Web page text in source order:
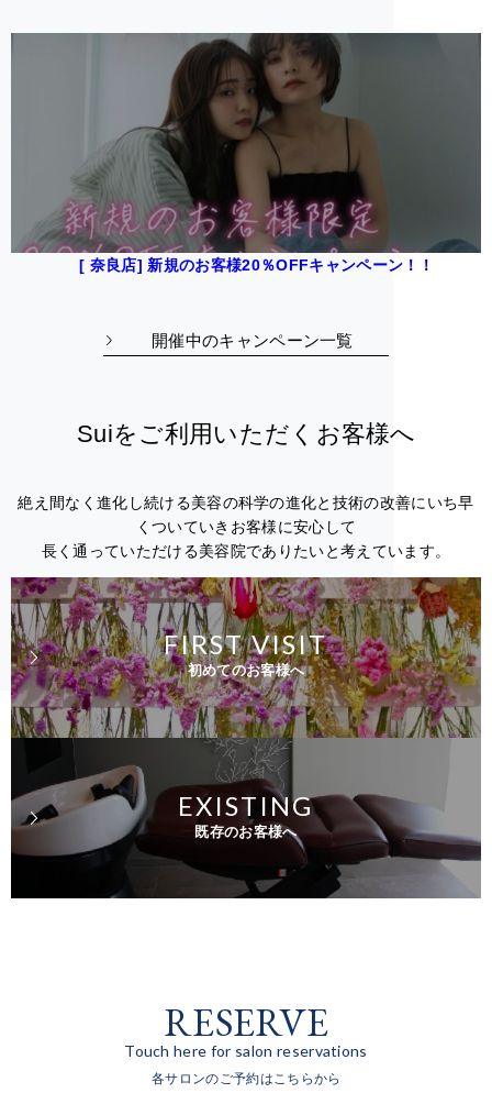
[ 奈良店] 新規のお客様20％OFFキャンペーン！！
開催中のキャンペーン一覧
Suiをご利用いただくお客様へ
絶え間なく進化し続ける美容の科学の進化と技術の改善にいち早
くついていきお客様に安心して
長く通っていただける美容院でありたいと考えています。
初めてのお客様へ
FIRST VISIT
既存のお客様へ
EXISTING
RESERVE
Touch here for salon reservations
各サロンのご予約はこちらから